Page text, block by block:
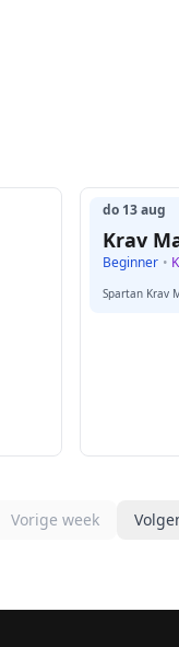
do 13 aug
Krav
Beginner •
Spartan Krav
Vorige week